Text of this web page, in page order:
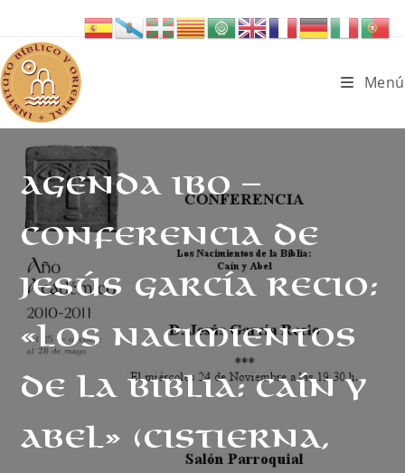
contenido
Menú
AGENDA IBO –
Conferencia de
Jesús García Recio:
«Los nacimientos
de la Biblia: Caín y
Abel» (Cistierna,